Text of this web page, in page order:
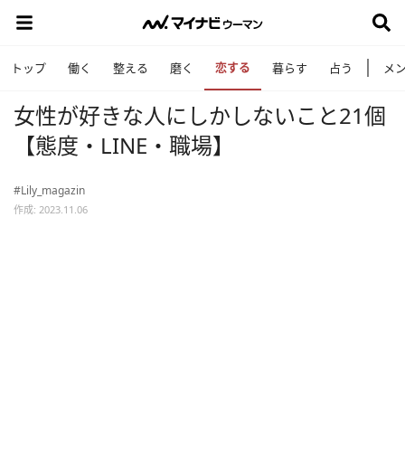
トップ 働く 整える 磨く 恋する 暮らす 占う メ
女性が好きな人にしかしないこと21個
【態度・LINE・職場】
#Lily_magazin
作成: 2023.11.06